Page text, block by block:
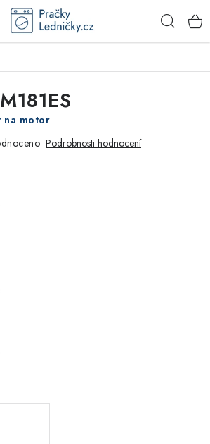
a platba
na motor
Podrobnosti hodnocení